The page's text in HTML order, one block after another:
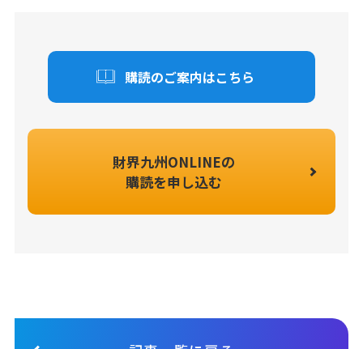
購読のご案内はこちら
財界九州ONLINEの
購読を申し込む